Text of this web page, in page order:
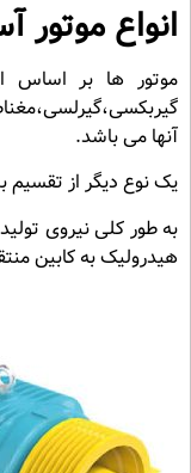
انواع موتور
موتور ها بر اساس
آنها می باشد.
یک نوع دیگر از تقسیم
به طور کلی نیروی
هیدرولیک به کابین